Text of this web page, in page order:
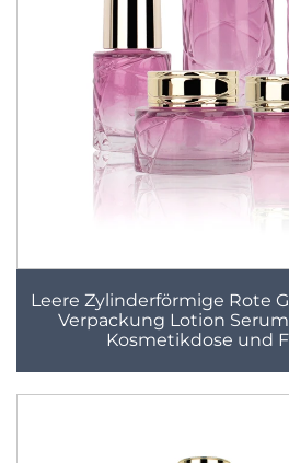
Leere Zylinderförmige Rote
Verpackung Lotion
Kosmetikdose und